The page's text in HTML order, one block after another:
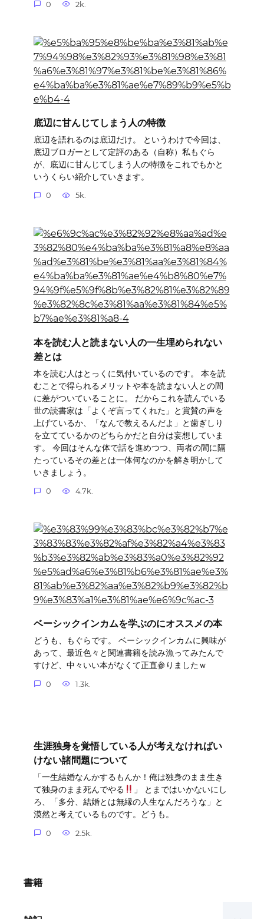
0 2k.
底辺に甘んじてしまう人の特徴
底辺を語れるのは底辺だけ。 というわけで今回は、
底辺ブロガーとして定評のある（自称）私もぐら
が、底辺に甘んじてしまう人の特徴をこれでもかと
いうくらい紹介していきます。
0 5k.
本を読む人と読まない人の一生埋められない
差とは
本を読む人はとっくに気付いているのです。 本を読
むことで得られるメリットや本を読まない人との間
に差がついていることに。 だからこれを読んでいる
世の読書家は「よくぞ言ってくれた」と賞賛の声を
上げているか、「なんで教えるんだよ」と歯ぎしり
を立てているかのどちらかだと自分は妄想していま
す。 今回はそんな体で話を進めつつ、両者の間に隔
たっているその差とは一体何なのかを解き明かして
いきましょう。
0 4.7k.
ベーシックインカムを学ぶのにオススメの本
どうも、もぐらです。 ベーシックインカムに興味が
あって、最近色々と関連書籍を読み漁ってみたんで
すけど、中々いい本がなくて正直参りましたｗ
0 1.3k.
生涯独身を覚悟している人が考えなければい
けない諸問題について
「一生結婚なんかするもんか！俺は独身のまま生き
て独身のまま死んでやる
」 とまではいかないにし
ろ、「多分、結婚とは無縁の人生なんだろうな」と
漠然と考えているものです。どうも。
0 2.5k.
書籍